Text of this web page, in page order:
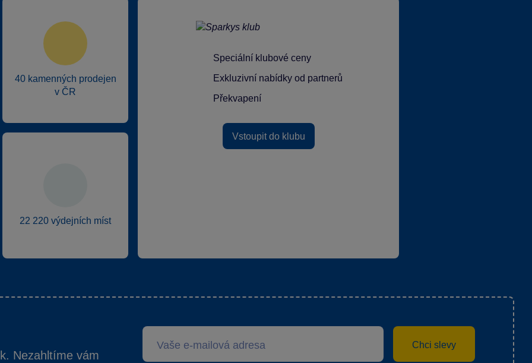
40 kamenných prodejen
v ČR
22 220 výdejních míst
Speciální klubové ceny
Exkluzivní nabídky od partnerů
Překvapení
Vstoupit do klubu
Nezahltíme vám
Chci slevy